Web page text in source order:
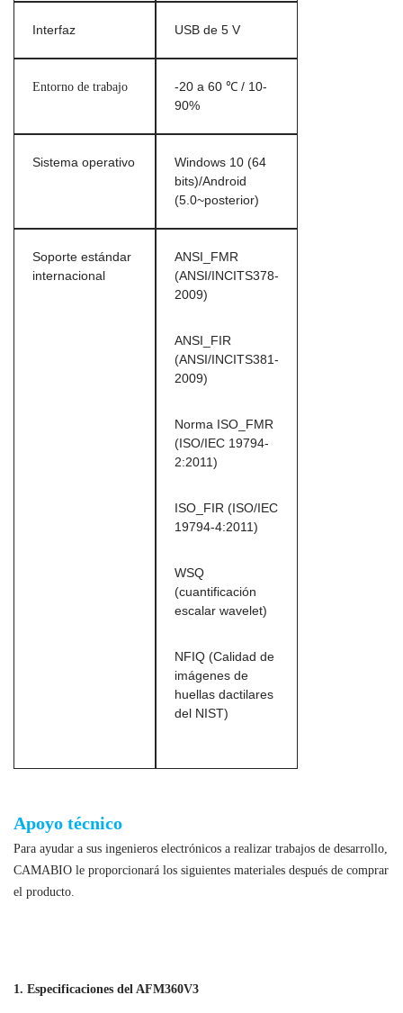
Interfaz USB de 5 V
Entorno de trabajo
-20 a 60 ℃ / 10-
90%
Sistema operativo
Windows 10 (64
bits)/Android
(5.0~posterior)
Soporte estándar
internacional
ANSI_FMR
(ANSI/INCITS378-
2009)
ANSI_FIR
(ANSI/INCITS381-
2009)
Norma ISO_FMR
(ISO/IEC 19794-
2:2011)
ISO_FIR (ISO/IEC
19794-4:2011)
WSQ
(cuantificación
escalar wavelet)
NFIQ (Calidad de
imágenes de
huellas dactilares
del NIST)
Apoyo técnico
Para ayudar a sus ingenieros electrónicos a realizar trabajos de desarrollo,
CAMABIO le proporcionará los siguientes materiales después de comprar
el producto.
1. Especificaciones del AFM360V3